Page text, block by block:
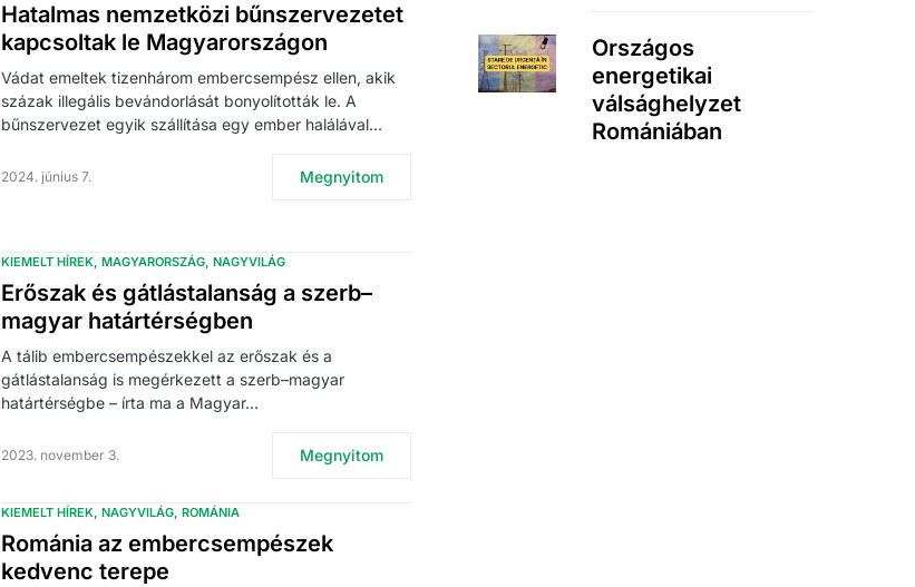
Hatalmas nemzetközi bűnszervezetet
kapcsoltak le Magyarországon
Vádat emeltek tizenhárom embercsempész ellen, akik
százak illegális bevándorlását bonyolították le. A
bűnszervezet egyik szállítása egy ember halálával…
2024. június 7. Megnyitom
KIEMELT HÍREK MAGYARORSZÁG NAGYVILÁG
Erőszak és gátlástalanság a szerb–
magyar határtérségben
A tálib embercsempészekkel az erőszak és a
gátlástalanság is megérkezett a szerb–magyar
határtérségbe – írta ma a Magyar…
2023. november 3. Megnyitom
KIEMELT HÍREK NAGYVILÁG ROMÁNIA
Románia az embercsempészek
kedvenc terepe
Országos
energetikai
válsághelyzet
Romániában